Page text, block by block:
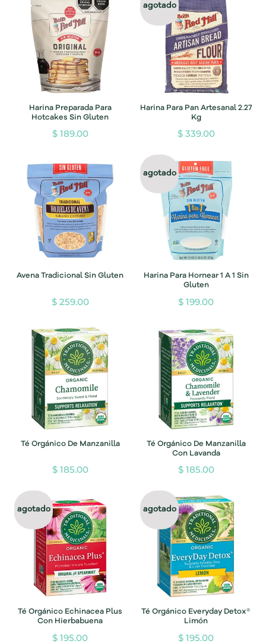
Harina Preparada Para
Hotcakes Sin Gluten
$ 189.00
agotado
Harina Para Pan Artesanal 2.27
Kg
$ 339.00
Avena Tradicional Sin Gluten
$ 259.00
agotado
Harina Para Hornear 1 A 1 Sin
Gluten
$ 199.00
Té Orgánico De Manzanilla
$ 185.00
Té Orgánico De Manzanilla
Con Lavanda
$ 185.00
agotado
Té Orgánico Echinacea Plus
Con Hierbabuena
$ 195.00
agotado
Té Orgánico Everyday Detox®
Limón
$ 195.00